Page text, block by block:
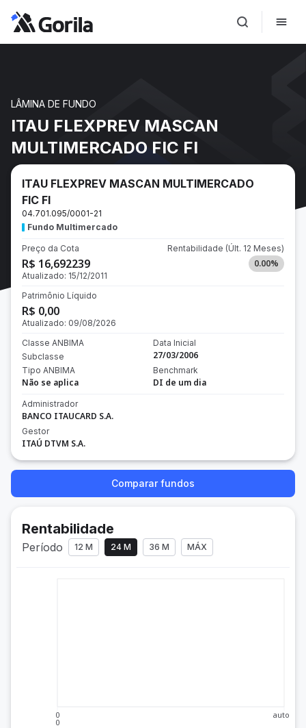
LÂMINA DE FUNDO
ITAU FLEXPREV MASCAN
MULTIMERCADO FIC FI
ITAU FLEXPREV MASCAN MULTIMERCADO
FIC FI
04.701.095/0001-21
Fundo Multimercado
Preço da Cota
R$ 16,692239
Atualizado: 15/12/2011
Rentabilidade (Últ. 12 Meses)
0.00%
Patrimônio Líquido
R$ 0,00
Atualizado: 09/08/2026
Classe ANBIMA
Subclasse
Tipo ANBIMA
Não se aplica
Data Inicial
27/03/2006
Benchmark
DI de um dia
Administrador
BANCO ITAUCARD S.A.
Gestor
ITAÚ DTVM S.A.
Comparar fundos
Rentabilidade
Período 12 M 24 M 36 M MÁX
0
0
auto